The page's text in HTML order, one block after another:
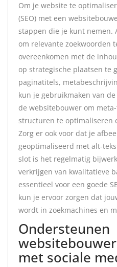
Om je website te
(SEO) met een
stappen die je kunt nemen.
om relevante zoekwoorden
overeenkomen met de
op strategische plaatsen te
paginatitels,
kun je gebruikmaken van
de websitebouwer om
structuren te optimaliseren
Zorg er ook voor dat je
geoptimaliseerd met alt-
slot is het regelmatig
verkrijgen van kwalitatieve
essentieel voor een goede
kun je ervoor zorgen dat
wordt in zoekmachines en
Ondersteunen
met sociale